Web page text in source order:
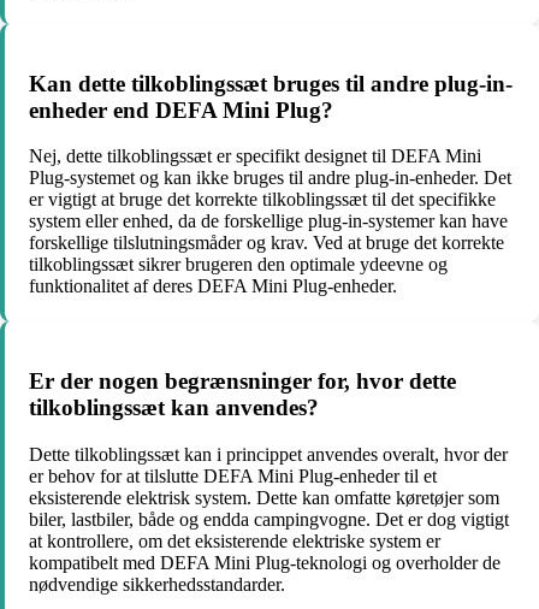
Kan dette tilkoblingssæt bruges til andre plug-in-
enheder end DEFA Mini Plug?
Nej, dette tilkoblingssæt er specifikt designet til DEFA Mini
Plug-systemet og kan ikke bruges til andre plug-in-enheder. Det
er vigtigt at bruge det korrekte tilkoblingssæt til det specifikke
system eller enhed, da de forskellige plug-in-systemer kan have
forskellige tilslutningsmåder og krav. Ved at bruge det korrekte
tilkoblingssæt sikrer brugeren den optimale ydeevne og
funktionalitet af deres DEFA Mini Plug-enheder.
Er der nogen begrænsninger for, hvor dette
tilkoblingssæt kan anvendes?
Dette tilkoblingssæt kan i princippet anvendes overalt, hvor der
er behov for at tilslutte DEFA Mini Plug-enheder til et
eksisterende elektrisk system. Dette kan omfatte køretøjer som
biler, lastbiler, både og endda campingvogne. Det er dog vigtigt
at kontrollere, om det eksisterende elektriske system er
kompatibelt med DEFA Mini Plug-teknologi og overholder de
nødvendige sikkerhedsstandarder.